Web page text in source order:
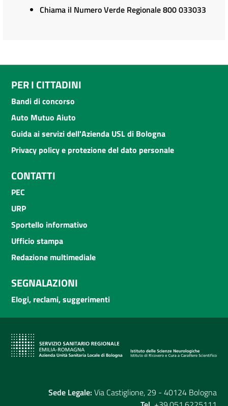
Chiama il Numero Verde Regionale 800 033033
PER I CITTADINI
Bandi di concorso
Auto Mutuo Aiuto
Guida ai servizi dell'Azienda USL di Bologna
Privacy policy e protezione del dato personale
CONTATTI
PEC
URP
Sportello informativo
Ufficio stampa
Redazione multimediale
SEGNALAZIONI
Elogi, reclami, suggerimenti
Sede Legale: Via Castiglione, 29 - 40124 Bologna